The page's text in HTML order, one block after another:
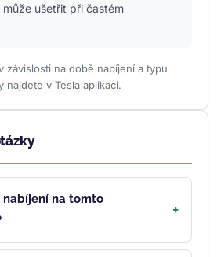
může ušetřit při častém
závislosti na době nabíjení a typu
najdete v Tesla aplikaci.
na tomto